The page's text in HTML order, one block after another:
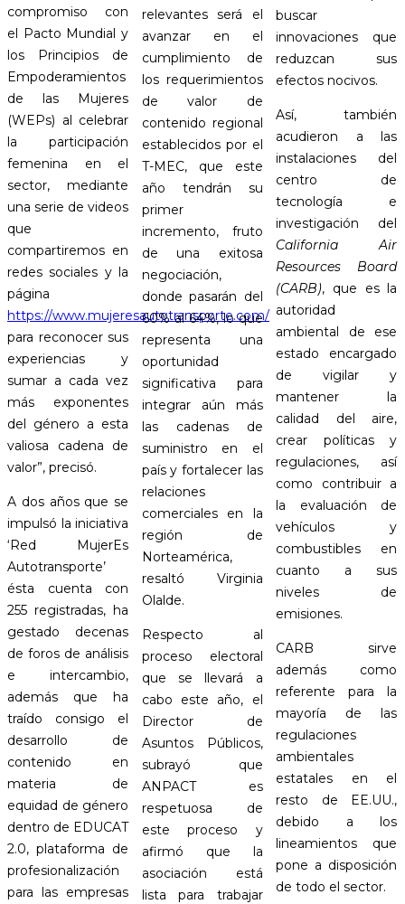
compromiso con
el Pacto Mundial y
los Principios de
Empoderamientos
de las Mujeres
(WEPs) al celebrar
la participación
femenina en el
sector, mediante
una serie de videos
que
compartiremos en
redes sociales y la
página
https://www.mujeresautotransporte.com/
para reconocer sus
experiencias y
sumar a cada vez
más exponentes
del género a esta
valiosa cadena de
valor”, precisó.
A dos años que se
impulsó la iniciativa
‘Red MujerEs
Autotransporte’
ésta cuenta con
255 registradas, ha
gestado decenas
de foros de análisis
e intercambio,
además que ha
traído consigo el
desarrollo de
contenido en
materia de
equidad de género
dentro de EDUCAT
2.0, plataforma de
profesionalización
para las empresas
relevantes será el
avanzar en el
cumplimiento de
los requerimientos
de valor de
contenido regional
establecidos por el
T-MEC, que este
año tendrán su
primer
incremento, fruto
de una exitosa
negociación,
donde pasarán del
60% al 64%, lo que
representa una
oportunidad
significativa para
integrar aún más
las cadenas de
suministro en el
país y fortalecer las
relaciones
comerciales en la
región de
Norteamérica,
resaltó Virginia
Olalde.
Respecto al
proceso electoral
que se llevará a
cabo este año, el
Director de
Asuntos Públicos,
subrayó que
ANPACT es
respetuosa de
este proceso y
afirmó que la
asociación está
lista para trabajar
buscar
innovaciones que
reduzcan sus
efectos nocivos.
Así, también
acudieron a las
instalaciones del
centro de
tecnología e
investigación del
California Air
Resources Board
(CARB), que es la
autoridad
ambiental de ese
estado encargado
de vigilar y
mantener la
calidad del aire,
crear políticas y
regulaciones, así
como contribuir a
la evaluación de
vehículos y
combustibles en
cuanto a sus
niveles de
emisiones.
CARB sirve
además como
referente para la
mayoría de las
regulaciones
ambientales
estatales en el
resto de EE.UU.,
debido a los
lineamientos que
pone a disposición
de todo el sector.